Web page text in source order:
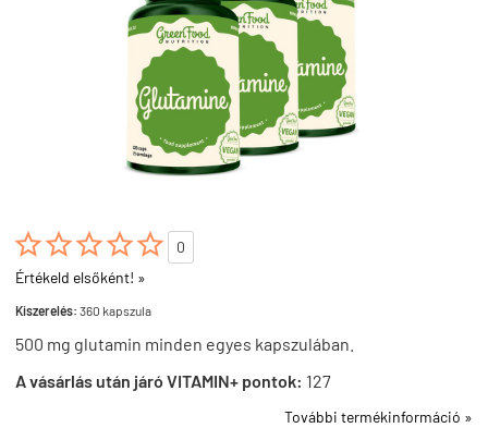

0
Értékeld elsőként! »
Kiszerelés: 360 kapszula
500 mg glutamin minden egyes kapszulában.
A vásárlás után járó VITAMIN+ pontok: 127
További termékinformáció »